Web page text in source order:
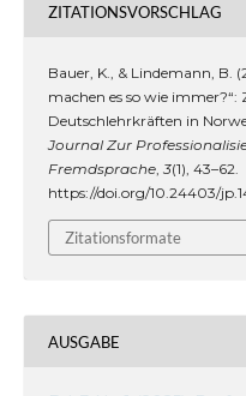
ZITATIONSVORSCHLAG
Bauer, K., & Lindemann, B.
machen es so wie
Deutschlehrkräften in
Journal Zur
Fremdsprache, 3(1), 43–62.
https://doi.org/10.24403/
Zitationsformate
AUSGABE